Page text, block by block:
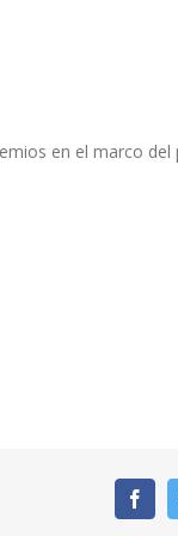
en el marco del